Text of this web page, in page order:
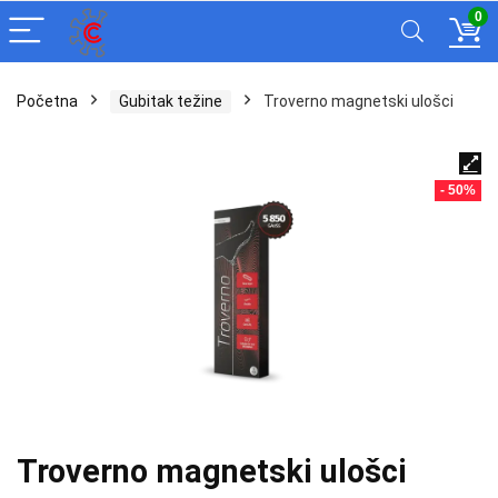
0
Početna Gubitak težine Troverno magnetski ulošci
- 50%
Troverno magnetski ulošci